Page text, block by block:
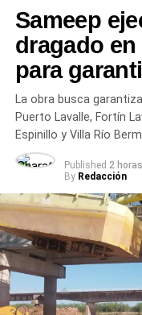
B° Libertad
Quinta Grande
B° San Pedro
B° Juventud
B° Costanera
B° Norte
B° Jorge
B° Cámara de
Durante los últimos
argentino atravesó
variedades
volumen de ventas,
estilos artesanales,
alternativas de menor
Entre las
mercado
siguientes
Crecimiento
variantes 0.0%
que buscan
riesgos sin
Sameep
dragado
para
La obra busca
Puerto Lavalle, Fortín
Espinillo y Villa Río
Published 2
By Redacción